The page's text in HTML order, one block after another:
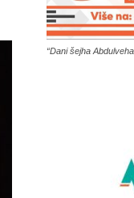
“Dani šejha